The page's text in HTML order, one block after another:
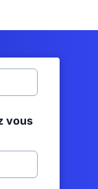
vous